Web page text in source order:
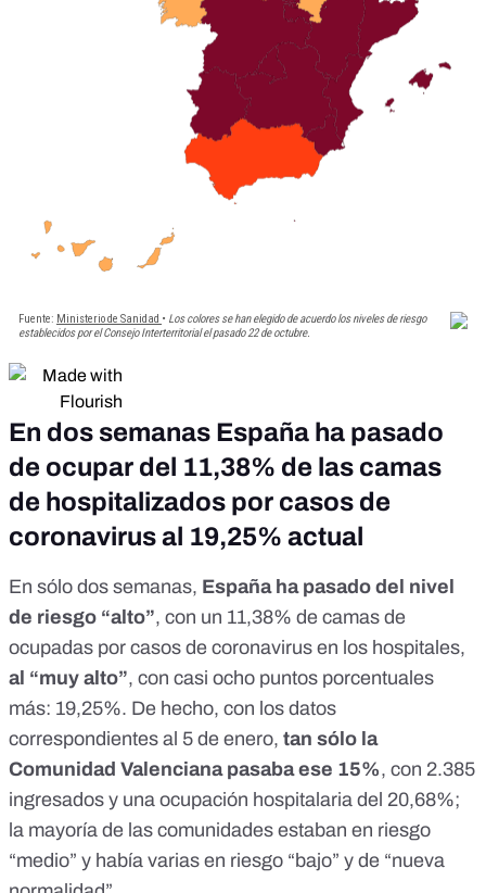
En dos semanas España ha pasado
de ocupar del 11,38% de las camas
de hospitalizados por casos de
coronavirus al 19,25% actual
En sólo dos semanas, España ha pasado del nivel
de riesgo “alto”, con un 11,38% de camas de
ocupadas por casos de coronavirus en los hospitales,
al “muy alto”, con casi ocho puntos porcentuales
más: 19,25%. De hecho, con los datos
correspondientes al 5 de enero, tan sólo la
Comunidad Valenciana pasaba ese 15%, con 2.385
ingresados y una ocupación hospitalaria del 20,68%;
la mayoría de las comunidades estaban en riesgo
“medio” y había varias en riesgo “bajo” y de “nueva